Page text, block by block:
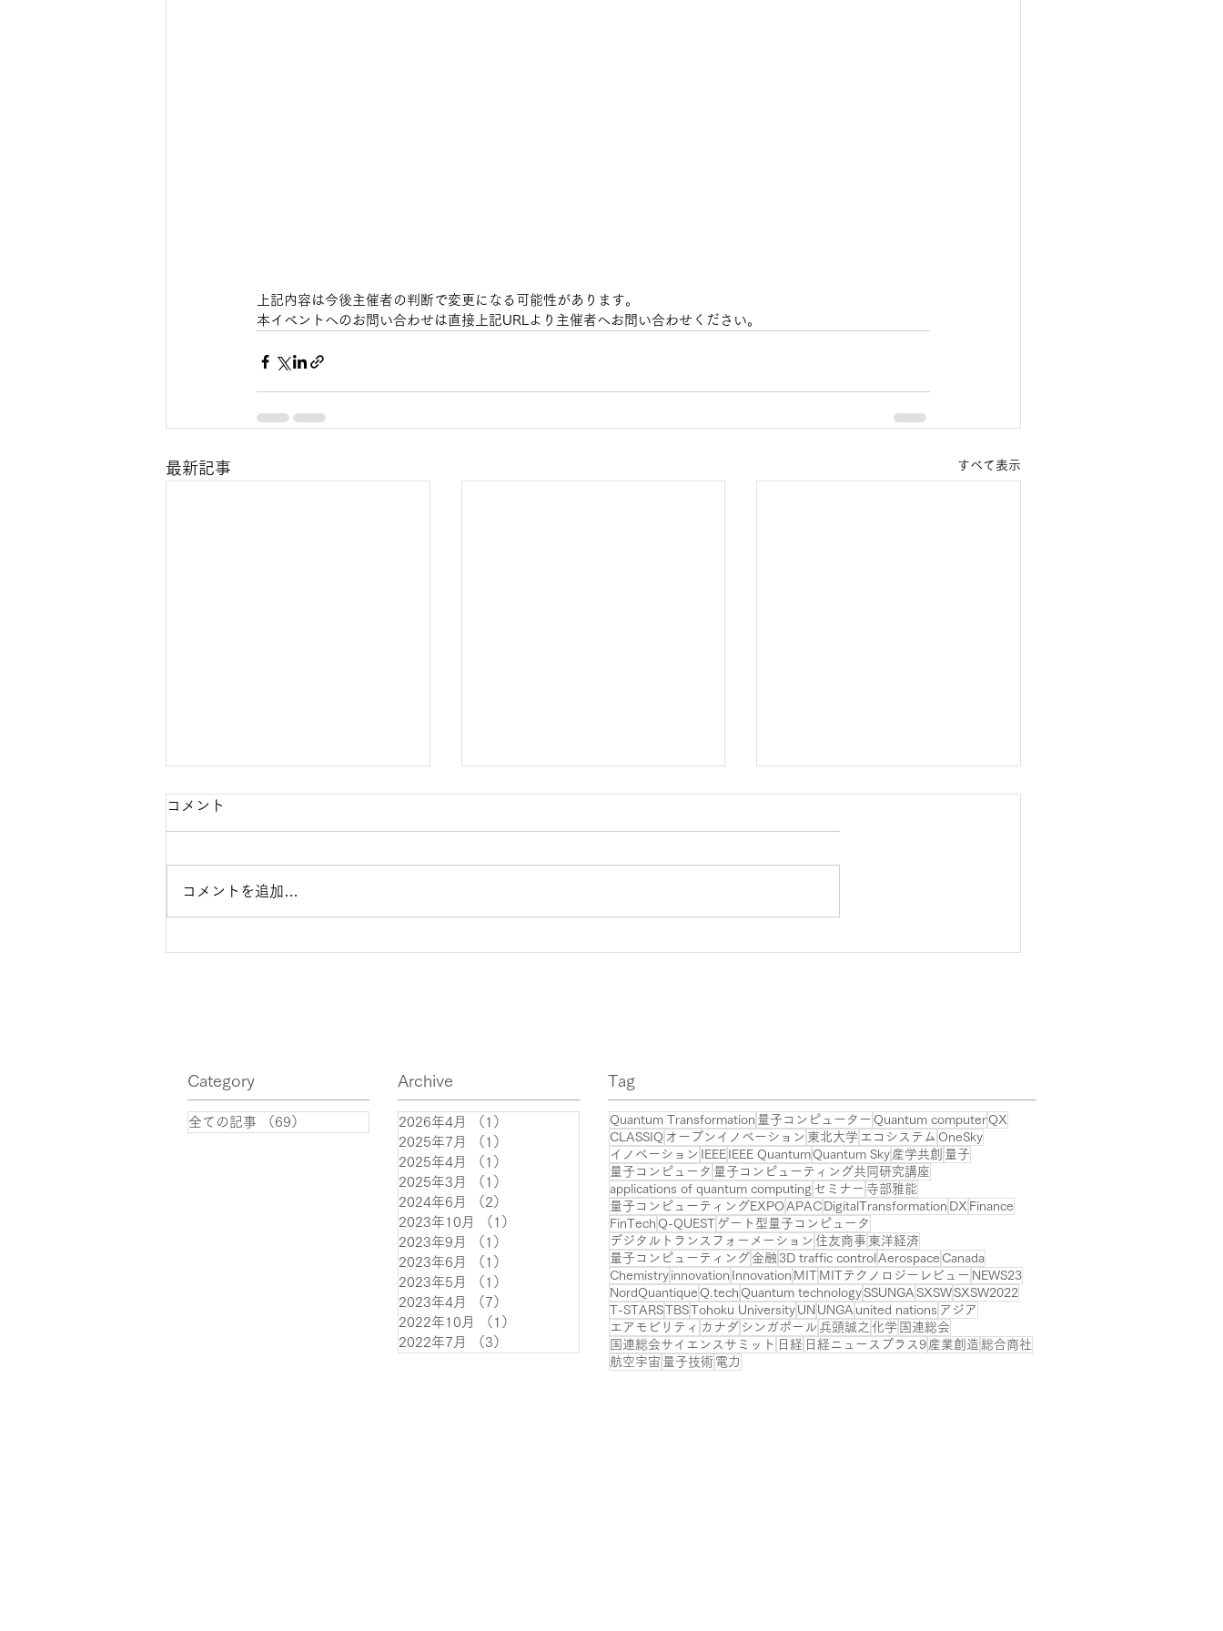
上記内容は今後主催者の判断で変更になる可能性があります。
本イベントへのお問い合わせは直接上記URLより主催者へお問い合わせください。
最新記事 すべて表示
Q2B 2026 が6月4~5日に東
なぜ住商が量子コンピュータ
Q2B 2025 が5月15~16日に
コメント
コメントを追加…
Category
全ての記事 （69）
Archive
2026年4月 （1）
2025年7月
（1）
2025年4月
（1）
2025年3月
（1）
2024年6月
（2）
2023年10月
（1）
2023年9月
（1）
2023年6月
（1）
2023年5月
（1）
2023年4月
（7）
2022年10月
（1）
2022年7月
（3）
​Tag
Quantum Transformation 量子コンピューター Quantum computer QX
CLASSIQ オープンイノベーション 東北大学 エコシステム OneSky
イノベーション
IEEE IEEE Quantum Quantum Sky 産学共創 量子
量子コンピュータ 量子コンピューティング共同研究講座
applications of quantum computing セミナー 寺部雅能
量子コンピューティングEXPO APAC DigitalTransformation DX Finance
FinTech Q-QUEST ゲート型量子コンピュータ
デジタルトランスフォーメーション 住友商事 東洋経済
量子コンピューティング 金融 3D traffic control Aerospace Canada
Chemistry innovation Innovation MIT MITテクノロジーレビュー NEWS23
NordQuantique Q.tech Quantum technologySSUNGA SXSWSXSW2022
T-STARSTBSTohoku University UN UNGA united nations アジア
エアモビリティ カナダ シンガポール 兵頭誠之 化学 国連総会
国連総会サイエンスサミット
日経 日経ニュースプラス9 産業創造 総合商社
航空宇宙 量子技術 電力